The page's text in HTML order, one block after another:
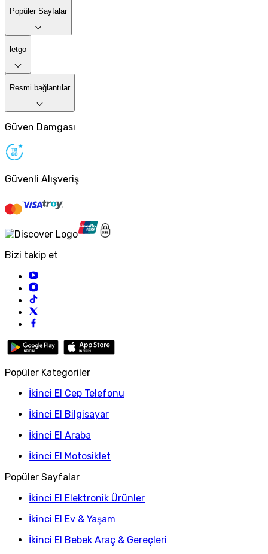
Popüler Sayfalar
letgo
Resmi bağlantılar
Güven Damgası
Güvenli Alışveriş
Bizi takip et
Popüler Kategoriler
İkinci El Cep Telefonu
İkinci El Bilgisayar
İkinci El Araba
İkinci El Motosiklet
Popüler Sayfalar
İkinci El Elektronik Ürünler
İkinci El Ev & Yaşam
İkinci El Bebek Araç & Gereçleri